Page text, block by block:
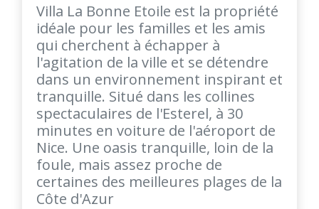
Villa La Bonne Etoile est la propriété
idéale pour les familles et les amis
qui cherchent à échapper à
l'agitation de la ville et se détendre
dans un environnement inspirant et
tranquille. Situé dans les collines
spectaculaires de l'Esterel, à 30
minutes en voiture de l'aéroport de
Nice. Une oasis tranquille, loin de la
foule, mais assez proche de
certaines des meilleures plages de la
Côte d'Azur